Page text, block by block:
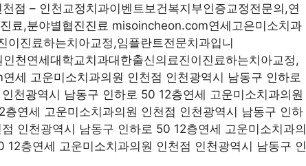
점 – 인천교정치과이벤트보건복지부인증교정전문의,연
료,분야별협진진료 misoincheon.com연세고은미소치과
이진료하는치아교정,임플란트전문치과입니
천연세대학교치과대한출신의료진이진료하는치아교정,
세 고운미소치과의원 인천점 인천광역시 남동구 인하로
천광역시 남동구 인하로 50 12층연세 고운미소치과의원
연세 고운미소치과의원 인천점 인천광역시 남동구 인하
인천광역시 남동구 인하로 50 12층연세 고운미소치과의
층연세 고운미소치과의원 인천점 인천광역시 남동구 인